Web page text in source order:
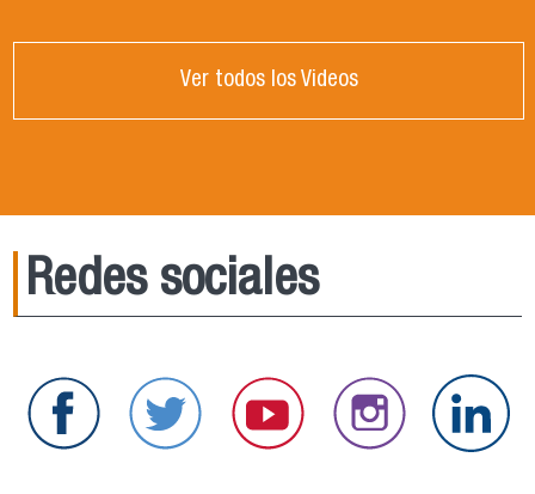
Ver todos los Videos
Redes sociales